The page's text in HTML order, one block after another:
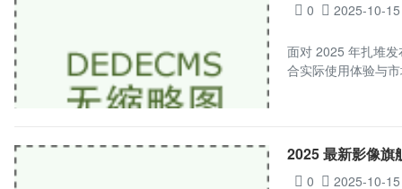
0 2025-10-
面对 2025 年扎堆
合实际使用体验与
2025 最新影像旗
0 2025-10-